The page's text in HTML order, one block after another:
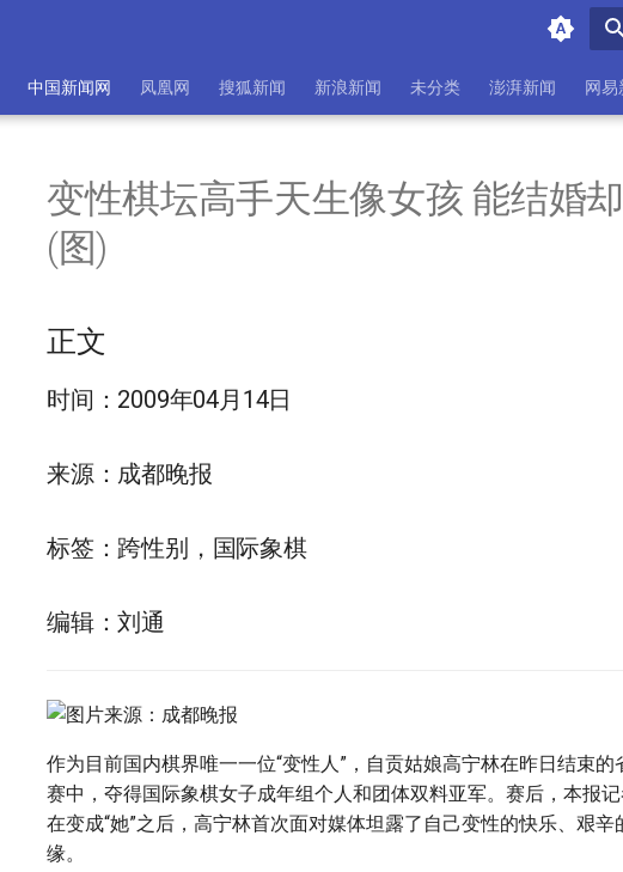
中国新闻网 凤凰网 搜狐新闻 新浪新闻 未分类 澎湃新闻 网易
变性棋坛高手天生像女孩 能结婚
(图)
正文
时间：2009年04月14日
来源：成都晚报
标签：跨性别，国际象棋
编辑：刘通
作为目前国内棋界唯一一位“变性人”，自贡姑娘高宁林在昨日结束
赛中，夺得国际象棋女子成年组个人和团体双料亚军。赛后，本报记
在变成“她”之后，高宁林首次面对媒体坦露了自己变性的快乐、艰
缘。